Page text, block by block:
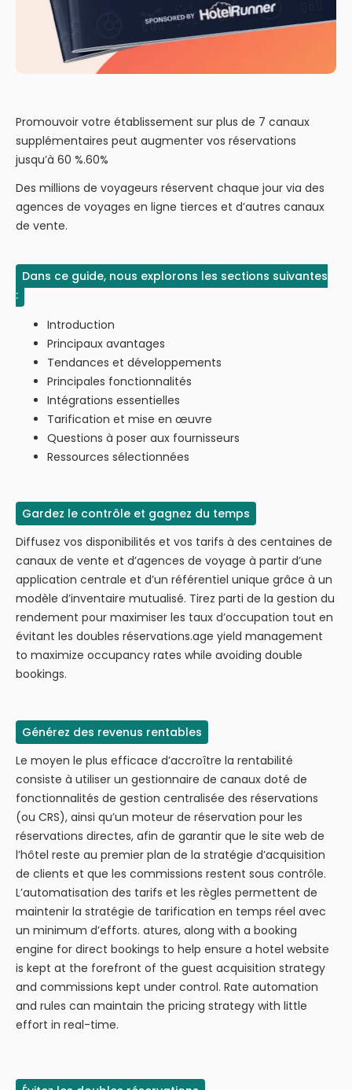
Promouvoir votre établissement sur plus de 7 canaux
supplémentaires peut augmenter vos réservations
jusqu’à 60 %.60%
Des millions de voyageurs réservent chaque jour via des
agences de voyages en ligne tierces et d’autres canaux
de vente.
Dans ce guide, nous explorons les sections suivantes
:
Introduction
Principaux avantages
Tendances et développements
Principales fonctionnalités
Intégrations essentielles
Tarification et mise en œuvre
Questions à poser aux fournisseurs
Ressources sélectionnées
Gardez le contrôle et gagnez du temps
Diffusez vos disponibilités et vos tarifs à des centaines de
canaux de vente et d’agences de voyage à partir d’une
application centrale et d’un référentiel unique grâce à un
modèle d’inventaire mutualisé. Tirez parti de la gestion du
rendement pour maximiser les taux d’occupation tout en
évitant les doubles réservations.age yield management
to maximize occupancy rates while avoiding double
bookings.
Générez des revenus rentables
Le moyen le plus efficace d’accroître la rentabilité
consiste à utiliser un gestionnaire de canaux doté de
fonctionnalités de gestion centralisée des réservations
(ou CRS), ainsi qu’un moteur de réservation pour les
réservations directes, afin de garantir que le site web de
l’hôtel reste au premier plan de la stratégie d’acquisition
de clients et que les commissions restent sous contrôle.
L’automatisation des tarifs et les règles permettent de
maintenir la stratégie de tarification en temps réel avec
un minimum d’efforts. atures, along with a booking
engine for direct bookings to help ensure a hotel website
is kept at the forefront of the guest acquisition strategy
and commissions kept under control. Rate automation
and rules can maintain the pricing strategy with little
effort in real-time.